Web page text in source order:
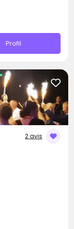
Profil
2 avis